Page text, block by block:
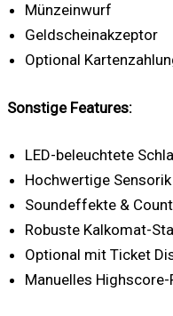
Münzeinwurf
Geldscheinakzeptor
Optional
Sonstige Features:
LED-beleuchtete
Hochwertige
Soundeffekte &
Robuste Kalkomat-
Optional mit Ticket
Manuelles Highscore-